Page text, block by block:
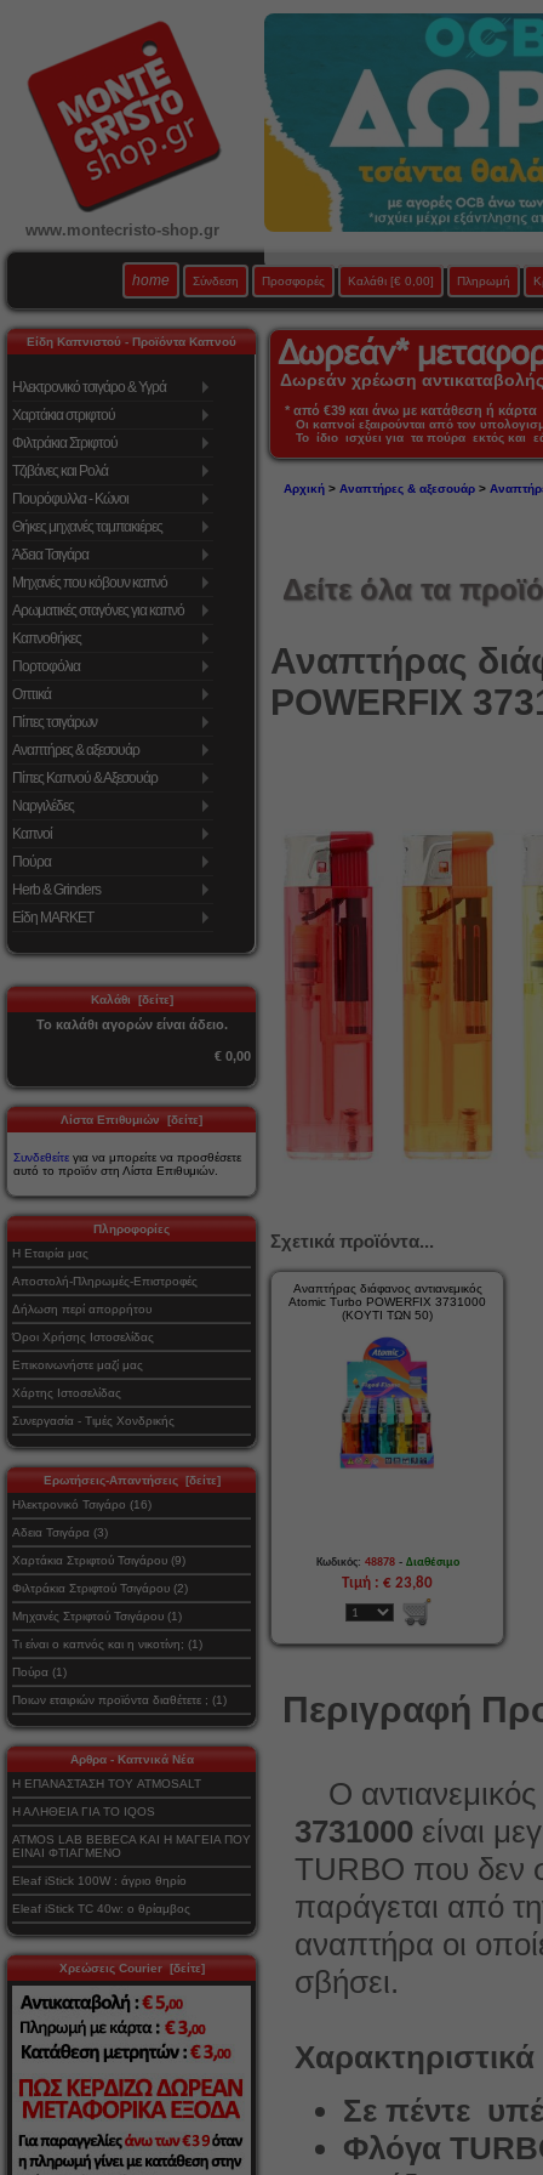
www.montecristo-shop.gr
home Σύνδεση Προσφορές Καλάθι [€ 0,00] Πληρωμή
Είδη Καπνιστού - Προϊόντα Καπνού
Ηλεκτρονικό τσιγάρο & Υγρά
Χαρτάκια στριφτού
Φιλτράκια Στριφτού
Τζιβάνες και Ρολά
Πουρόφυλλα - Κώνοι
Θήκες μηχανές ταμπακιέρες
Άδεια Τσιγάρα
Μηχανές που κόβουν καπνό
Αρωματικές σταγόνες για καπνό
Καπνοθήκες
Πορτοφόλια
Οπτικά
Πίπες τσιγάρων
Αναπτήρες & αξεσουάρ
Πίπες Καπνού & Αξεσουάρ
Ναργιλέδες
Καπνοί
Πούρα
Herb & Grinders
Είδη MARKET
Καλάθι [δείτε]
Το καλάθι αγορών είναι άδειο.
€ 0,00
Λίστα Επιθυμιών [δείτε]
Συνδεθείτε για να μπορείτε να προσθέσετε
αυτό το προϊόν στη Λίστα Επιθυμιών.
Πληροφορίες
Η Εταιρία μας
Αποστολή-Πληρωμές-Επιστροφές
Δήλωση περί απορρήτου
Όροι Χρήσης Ιστοσελίδας
Επικοινωνήστε μαζί μας
Χάρτης Ιστοσελίδας
Συνεργασία - Τιμές Χονδρικής
Ερωτήσεις-Απαντήσεις [δείτε]
Ηλεκτρονικό Τσιγάρο (16)
Αδεια Τσιγάρα (3)
Χαρτάκια Στριφτού Τσιγάρου (9)
Φιλτράκια Στριφτού Τσιγάρου (2)
Μηχανές Στριφτού Τσιγάρου (1)
Τι είναι ο καπνός και η νικοτίνη; (1)
Πούρα (1)
Ποιων εταιριών προϊόντα διαθέτετε ; (1)
Αρθρα - Καπνικά Νέα
Η ΕΠΑΝΑΣΤΑΣΗ ΤΟΥ ATMOSALT
Η ΑΛΗΘΕΙΑ ΓΙΑ ΤΟ IQOS
ATMOS LAB BEBECA ΚΑΙ Η ΜΑΓΕΙΑ ΠΟΥ
ΕΙΝΑΙ ΦΤΙΑΓΜΕΝΟ
Eleaf iStick 100W : άγριο θηρίο
Eleaf iStick TC 40w: ο θρίαμβος
Χρεώσεις Courier [δείτε]
Δωρεάν χρέωση
* από €39 και άνω με κατάθεση ή
Οι καπνοί εξαιρούνται από τον
Το ίδιο ισχύει για τα πούρα εκτός και
Αρχική> Αναπτήρες & αξεσουάρ>
Δείτε όλα τα
Αναπτήρας
POWERFIX
Σχετικά προϊόντα...
Αναπτήρας διάφανος αντιανεμικός
Atomic Turbo POWERFIX 3731000
(ΚΟΥΤΙ ΤΩΝ 50)
Κωδικός: 48878- Διαθέσιμο
Τιμή : € 23,80
Περιγραφή
Ο
3731000 είναι
TURBO που δεν
παράγεται από
αναπτήρα οι
σβήσει.
Χαρακτηριστικά
Σε πέντε
Φλόγα